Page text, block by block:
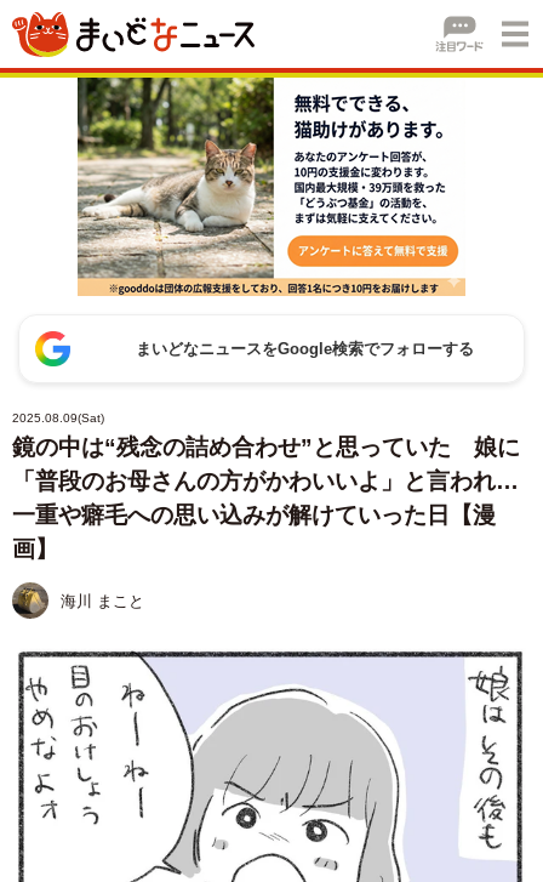
まいどなニュースをGoogle検索でフォローする
2025.08.09(Sat)
鏡の中は“残念の詰め合わせ”と思っていた 娘に
「普段のお母さんの方がかわいいよ」と言われ…
一重や癖毛への思い込みが解けていった日【漫
画】
海川 まこと